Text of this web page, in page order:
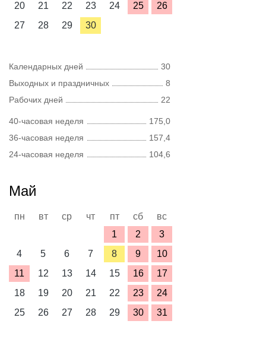
20
21 22 23 24 25
26
27
28 29 30
Календарных дней
30
Выходных и праздничных
8
Рабочих дней
22
40-часовая неделя
175,0
36-часовая неделя
157,4
24-часовая неделя
104,6
Май
пн вт ср чт пт сб
вс
1
2
3
4
5 6 7 8 9
10
11
12 13 14 15 16
17
18
19 20 21 22 23
24
25
26 27 28 29 30 31